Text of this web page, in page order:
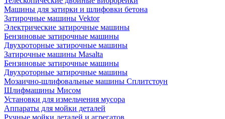
Машины для затирки и шлифовки бетона
Затирочные машины Vektor
Электрические затирочные машины
Бензиновые затирочные машины
Двухроторные затирочные машины
Затирочные машины Masalta
Бензиновые затирочные машины
Двухроторные затирочные машины
Мозаично-шлифовальные машины Сплитстоун
Шлифмашины Мисом
Установки для измельчения мусора
Аппараты для мойки деталей
Ручные мойки деталей и агрегатов